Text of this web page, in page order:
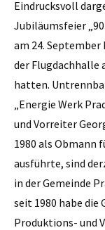
Eindrucksvoll
Jubiläumsfeier „90
am 24.
der Flugdachhalle
hatten.
„Energie Werk
und Vorreiter
1980 als Obmann
ausführte, sind
in der Gemeinde
seit 1980 habe die
Produktions- und